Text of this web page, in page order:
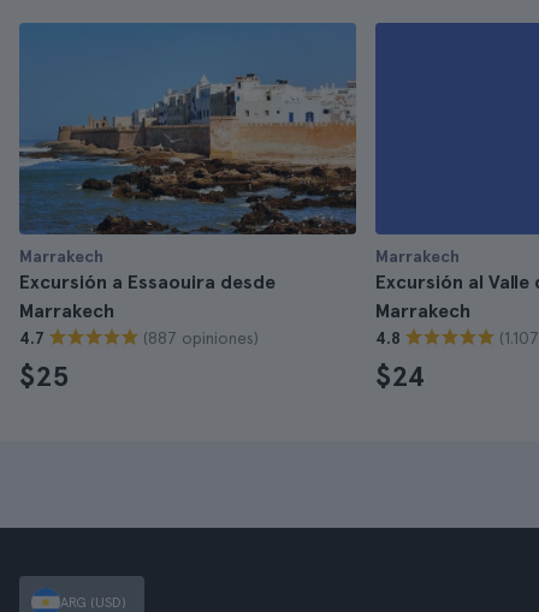
Marrakech
Excursión a Essaouira desde
Marrakech
4.7 (887 opiniones)
$25
Marrakech
Excursión al
Marrakech
4.8
$24
ARG (USD)